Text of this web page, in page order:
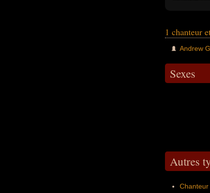
1 chanteur
Andrew
Sexes
Autres